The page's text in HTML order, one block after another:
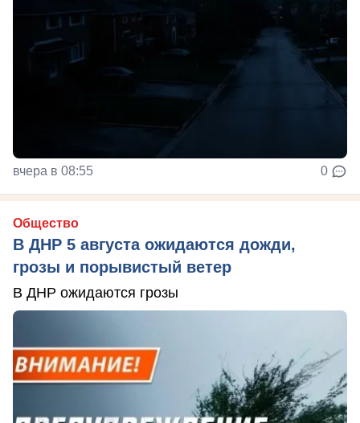
вчера в 08:55 0
Общество
В ДНР 5 августа ожидаются дожди,
грозы и порывистый ветер
В ДНР ожидаются грозы